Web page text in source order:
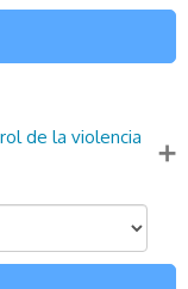
21
de la violencia